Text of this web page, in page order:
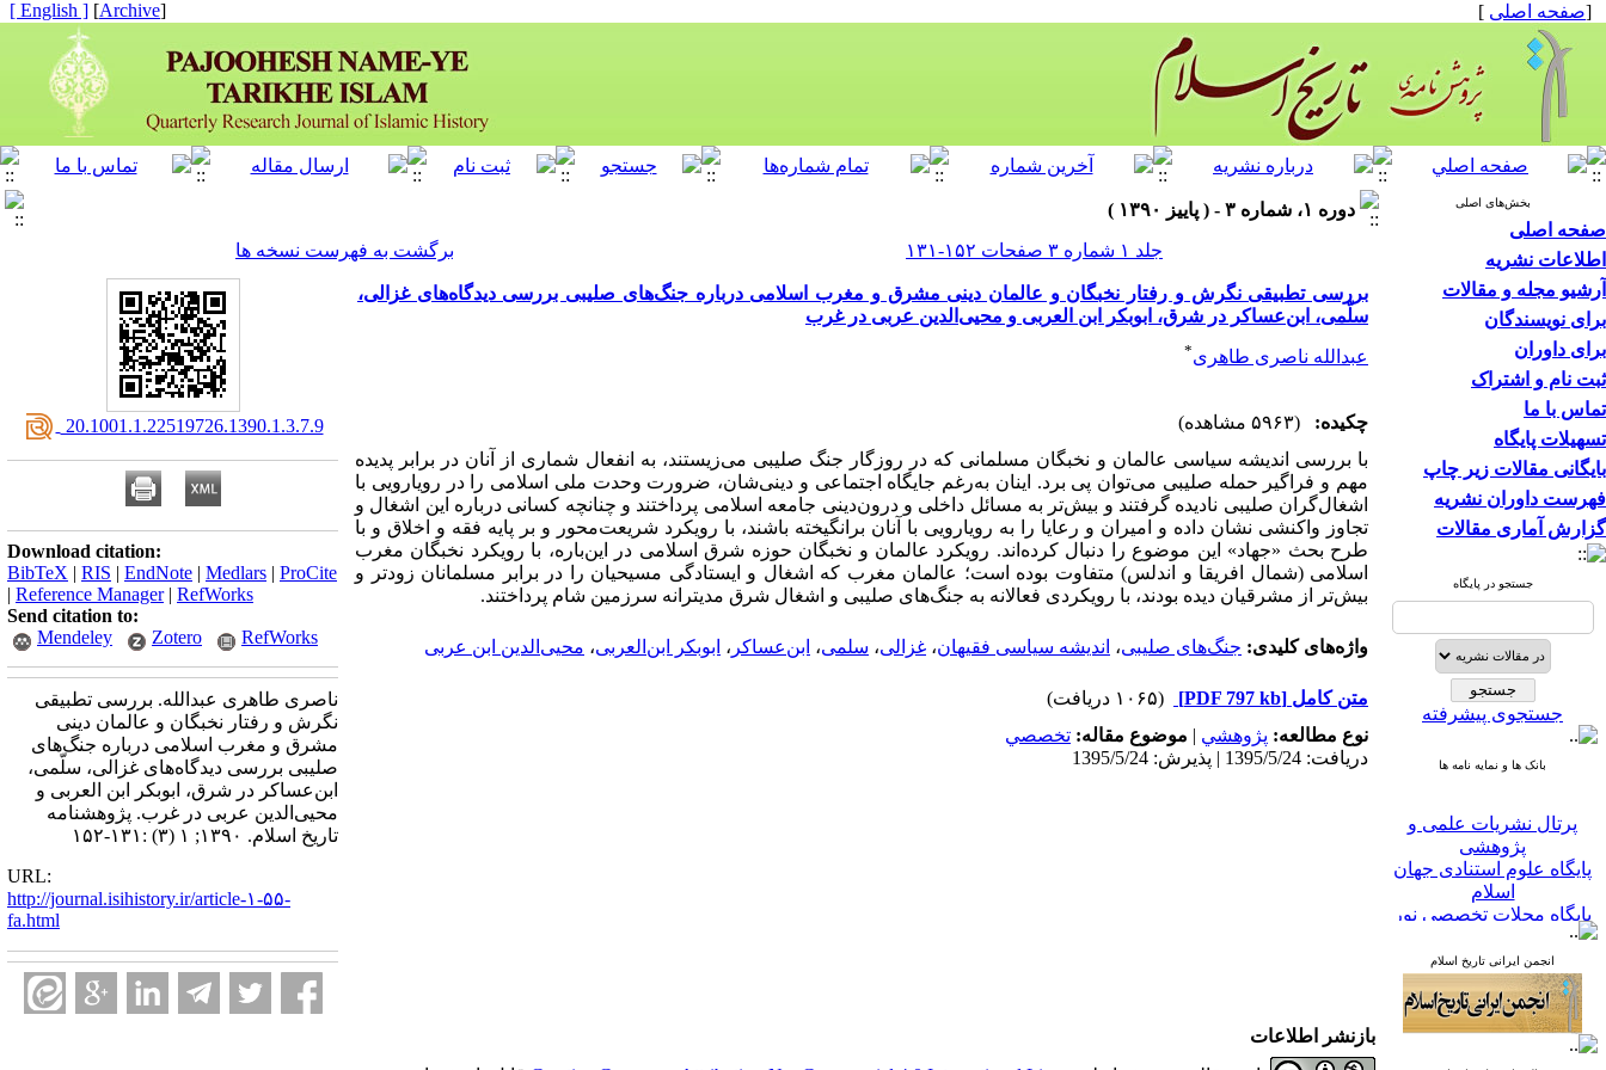
[صفحه اصلی ]
[
Archive
]
[ English ]
بخش‌های اصلی
صفحه اصلی
اطلاعات نشریه
آرشیو مجله و مقالات
برای نویسندگان
برای داوران
ثبت نام و اشتراک
تماس با ما
تسهیلات پایگاه
بایگانی مقالات زیر چاپ
فهرست داوران نشریه
گزارش آماری مقالات
جستجو در پایگاه
جستجوی پیشرفته
بانک ها و نمایه نامه ها
پرتال نشریات علمی و
پژوهشی
پایگاه علوم استنادی جهان
اسلام
پایگاه مجلات تخصصی نور
پایگاه مرکز اطلاعات جهاد
دانشگاهی
پرتال جامع علوم انسانی
بانک اطلاعات نشریات
کشور
انجمن ایرانی تاریخ اسلام
دوره ۱، شماره ۳ - ( پاییز ۱۳۹۰ )
جلد ۱ شماره ۳ صفحات ۱۵۲-۱۳۱
برگشت به فهرست نسخه ها
بررسی تطبیقی نگرش و رفتار نخبگان و عالمان دینی مشرق و مغرب اسلامی درباره جنگ‌های صلیبی بررسی دیدگاه‌های غزالی،
سلّمی، ابن‌عساکر در شرق، ابوبکر ابن العربی و محیی‌الدین عربی در غرب
عبدالله ناصری طاهری*
چکیده:
(۵۹۶۳ مشاهده)
با بررسی اندیشه سیاسی عالمان و نخبگان مسلمانی که در روزگار جنگ صلیبی می‌زیستند، به انفعال شماری از آنان در برابر پدیده
مهم و فراگیر حمله صلیبی می‌توان پی برد. اینان به‌رغم جایگاه اجتماعی و دینی‌شان، ضرورت وحدت ملی اسلامی را در رویارویی با
اشغال‌گران صلیبی نادیده گرفتند و بیش‌تر به مسائل داخلی و درون‌دینی جامعه اسلامی پرداختند و چنانچه کسانی درباره این اشغال و
تجاوز واکنشی نشان داده و امیران و رعایا را به رویارویی با آنان برانگیخته باشند، با رویکرد شریعت‌محور و بر پایه فقه و اخلاق و با
طرح بحث «جهاد» این موضوع را دنبال کرده‌اند. رویکرد عالمان و نخبگان حوزه شرق اسلامی در این‌باره، با رویکرد نخبگان مغرب
اسلامی (شمال افریقا و اندلس) متفاوت بوده است؛ عالمان مغرب که اشغال و ایستادگی مسیحیان را در برابر مسلمانان زودتر و
بیش‌تر از مشرقیان دیده بودند، با رویکردی فعالانه به جنگ‌های صلیبی و اشغال شرق مدیترانه سرزمین شام پرداختند.
واژه‌های کلیدی: جنگ‌های صلیبی، اندیشه سیاسی فقیهان، غزالی، سلمی، ابن‌عساکر ، ابوبکر ابن‌العربی، محیی‌الدین ابن عربی
متن کامل [PDF 797 kb]
(۱۰۶۵ دریافت)
نوع مطالعه: پژوهشي | موضوع مقاله: تخصصي
دریافت: 1395/5/24 | پذیرش: 1395/5/24
‎ 20.1001.1.22519726.1390.1.3.7.9
Download citation:
BibTeX | RIS | EndNote | Medlars | ProCite
| Reference Manager| RefWorks
Send citation to:
Mendeley
Zotero RefWorks
ناصری طاهری عبدالله. بررسی تطبیقی
نگرش و رفتار نخبگان و عالمان دینی
مشرق و مغرب اسلامی درباره جنگ‌های
صلیبی بررسی دیدگاه‌های غزالی، سلّمی،
ابن‌عساکر در شرق، ابوبکر ابن العربی و
محیی‌الدین عربی در غرب. پژوهشنامه
تاریخ اسلام. ۱۳۹۰; ۱ (۳) :۱۳۱-۱۵۲
URL:
http://journal.isihistory.ir/article-۱-۵۵-
fa.html
بازنشر اطلاعات